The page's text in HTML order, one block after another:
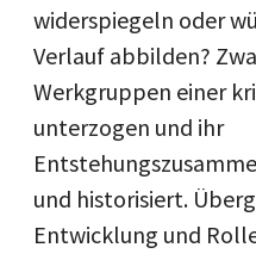
widerspiegeln oder
Verlauf abbilden?
Werkgruppen einer
unterzogen und ihr
und historisiert.
Entwicklung und